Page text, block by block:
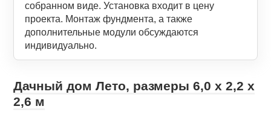
собранном виде. Установка входит в цену
проекта. Монтаж фундмента, а также
дополнительные модули обсуждаются
индивидуально.
Дачный дом Лето, размеры 6,0 х 2,2 х
2,6 м